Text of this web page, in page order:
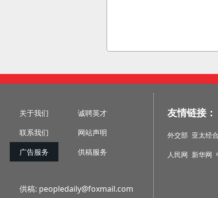
关于我们
联系我们
广告服务
诚聘英才
网站声明
供稿服务
供稿: peopledaily@foxmail.com
友情链接：
外交部 亚太经
人民网 新华网